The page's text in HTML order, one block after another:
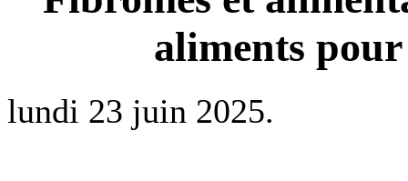
aliments
lundi 23 juin 2025.